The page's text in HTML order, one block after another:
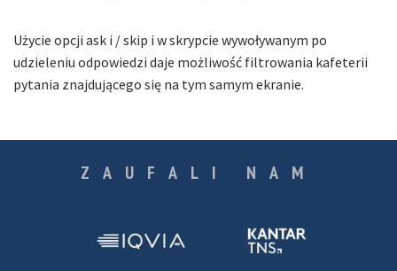
Użycie opcji ask i /skip i w skrypcie wywoływanym po
udzieleniu odpowiedzi daje możliwość filtrowania kafeterii
pytania znajdującego się na tym samym ekranie.
ZAUFALI NAM